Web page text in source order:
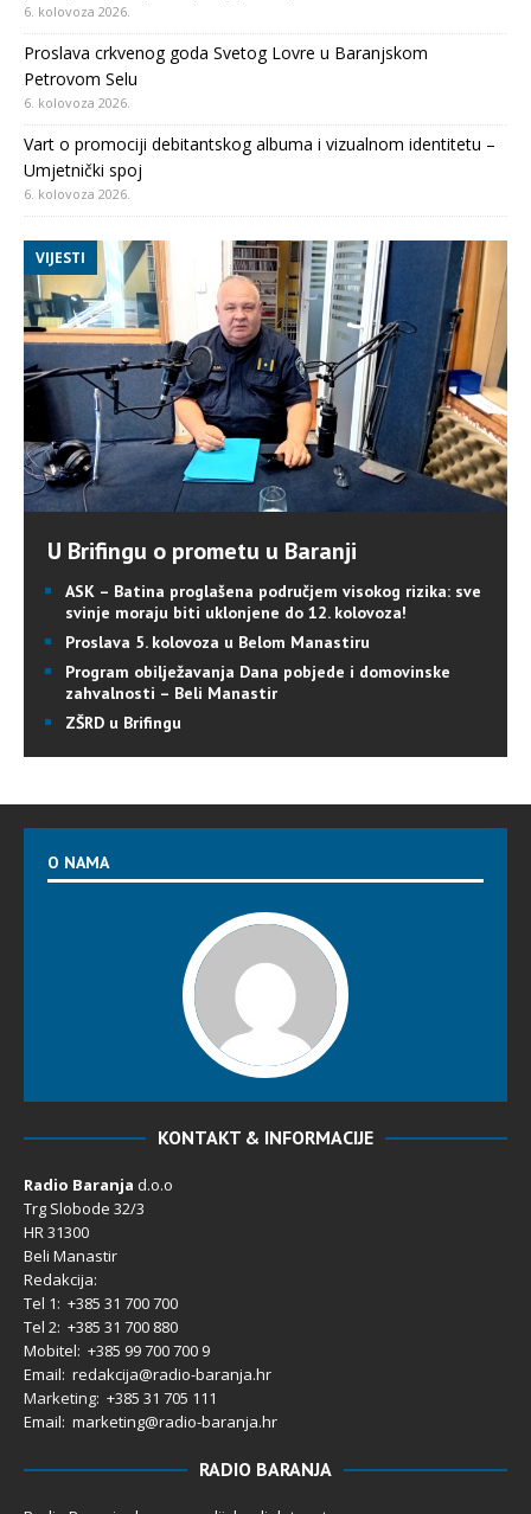
6. kolovoza 2026.
Proslava crkvenog goda Svetog Lovre u Baranjskom
Petrovom Selu
6. kolovoza 2026.
Vart o promociji debitantskog albuma i vizualnom identitetu –
Umjetnički spoj
6. kolovoza 2026.
VIJESTI
U Brifingu o prometu u Baranji
ASK – Batina proglašena područjem visokog rizika: sve
svinje moraju biti uklonjene do 12. kolovoza!
Proslava 5. kolovoza u Belom Manastiru
Program obilježavanja Dana pobjede i domovinske
zahvalnosti – Beli Manastir
ZŠRD u Brifingu
O NAMA
KONTAKT & INFORMACIJE
Radio Baranja d.o.o
Trg Slobode 32/3
HR 31300
Beli Manastir
Redakcija:
Tel 1: +385 31 700 700
Tel 2: +385 31 700 880
Mobitel: +385 99 700 700 9
Email: redakcija@radio-baranja.hr
Marketing: +385 31 705 111
Email: marketing@radio-baranja.hr
RADIO BARANJA